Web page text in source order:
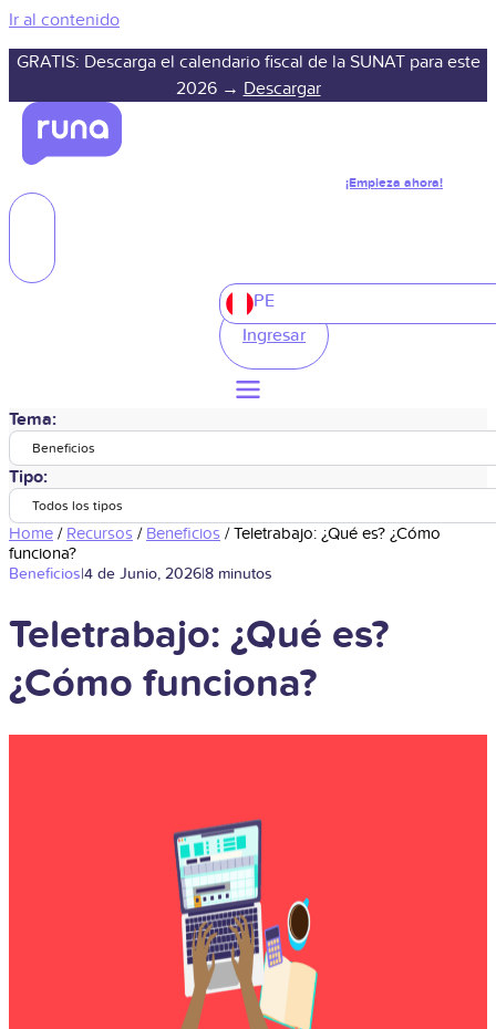
Ir al contenido
GRATIS: Descarga el calendario fiscal de la SUNAT para este
2026 → Descargar
¡Empieza ahora!
PE
Ingresar
Tema:
Beneficios
Tipo:
Todos los tipos
Home / Recursos / Beneficios /Teletrabajo: ¿Qué es? ¿Cómo
funciona?
Beneficios|4 de Junio, 2026|8 minutos
Teletrabajo: ¿Qué es?
¿Cómo funciona?